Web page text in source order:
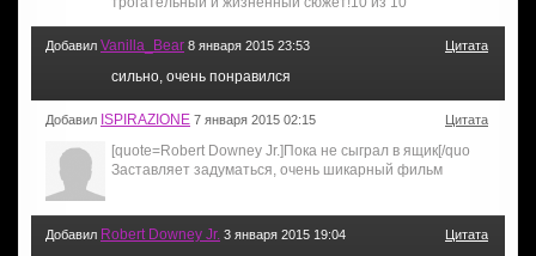
Добавил Vanilla_Bear 8 января 2015 23:53 Цитата
сильно, очень понравился
Добавил ISPIRAZIONE 7 января 2015 02:15 Цитата
[quote=Robert Downey Jr.]Пока не сыграл в ящик[/quo
Заставляет задуматься, очень шикарный фильм
Добавил Robert Downey Jr. 3 января 2015 19:04 Цитата